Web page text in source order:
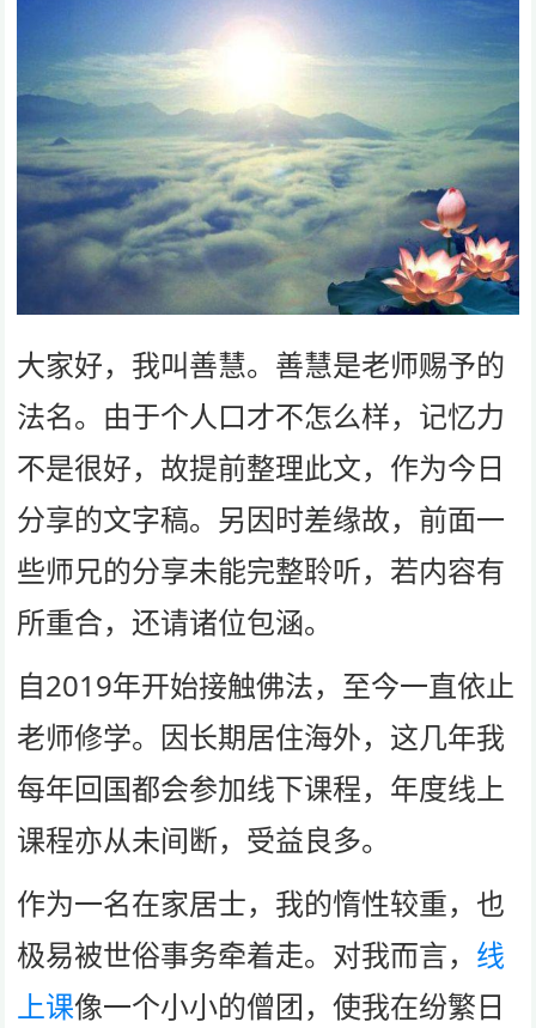
大家好，我叫善慧。善慧是老师赐予的
法名。由于个人口才不怎么样，记忆力
不是很好，故提前整理此文，作为今日
分享的文字稿。另因时差缘故，前面一
些师兄的分享未能完整聆听，若内容有
所重合，还请诸位包涵。
自2019年开始接触佛法，至今一直依止
老师修学。因长期居住海外，这几年我
每年回国都会参加线下课程，年度线上
课程亦从未间断，受益良多。
作为一名在家居士，我的惰性较重，也
极易被世俗事务牵着走。对我而言， 线
上课像一个小小的僧团，使我在纷繁日